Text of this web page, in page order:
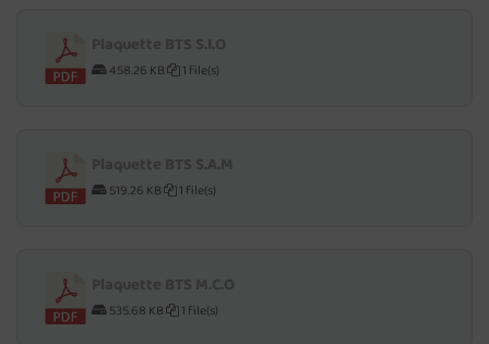
458.26 KB 1 file(s)
519.26 KB 1 file(s)
535.68 KB 1 file(s)